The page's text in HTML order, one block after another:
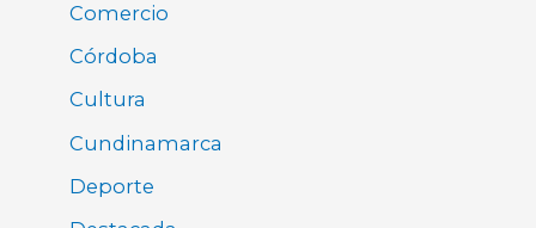
Comercio
Córdoba
Cultura
Cundinamarca
Deporte